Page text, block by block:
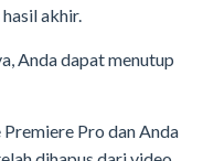
akhir.
Anda dapat menutup
Pro dan Anda